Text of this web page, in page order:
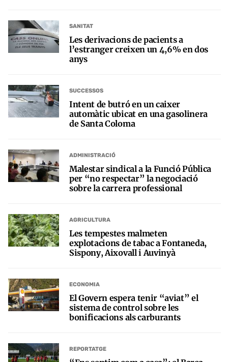
SANITAT
Les derivacions de pacients a
l’estranger creixen un 4,6% en dos
anys
SUCCESSOS
Intent de butró en un caixer
automàtic ubicat en una gasolinera
de Santa Coloma
ADMINISTRACIÓ
Malestar sindical a la Funció Pública
per “no respectar” la negociació
sobre la carrera professional
AGRICULTURA
Les tempestes malmeten
explotacions de tabac a Fontaneda,
Sispony, Aixovall i Auvinyà
ECONOMIA
El Govern espera tenir “aviat” el
sistema de control sobre les
bonificacions als carburants
REPORTATGE